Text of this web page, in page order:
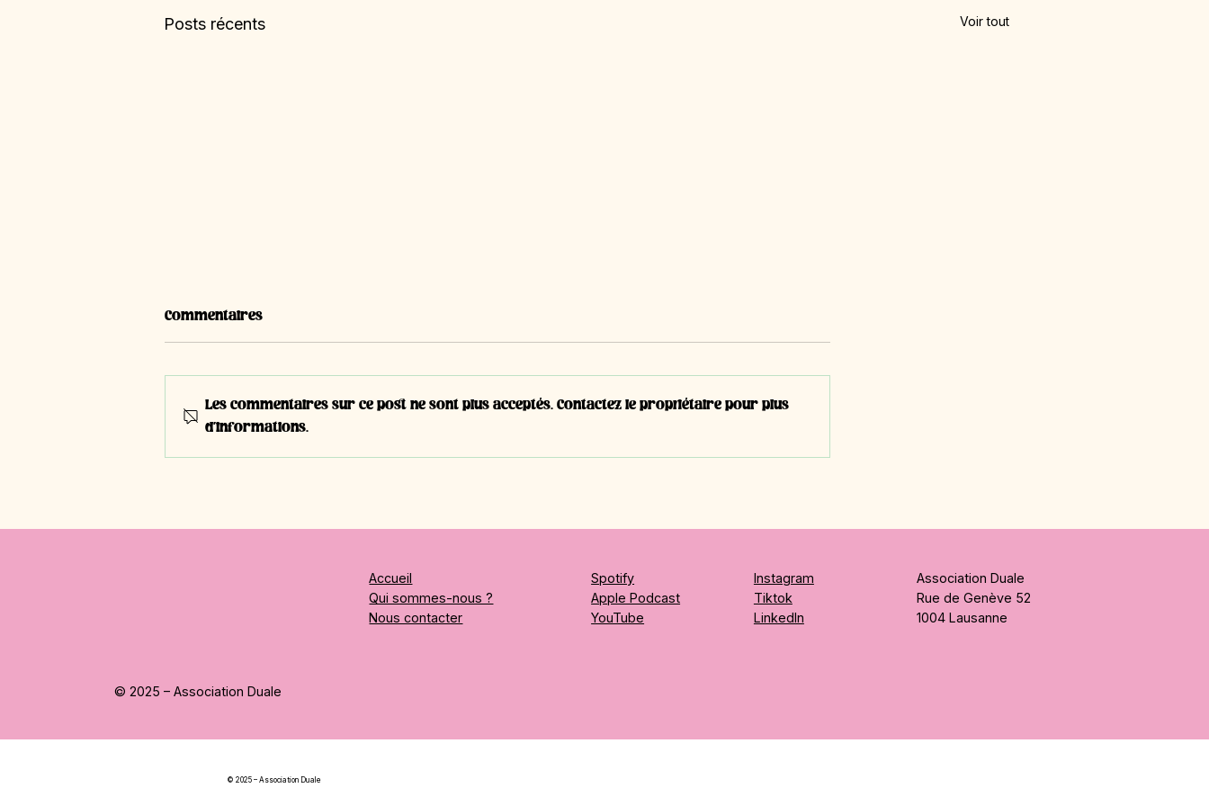
Posts récents Voir tout
Commentaires
Les commentaires sur ce post ne sont plus acceptés. Contactez le propriétaire pour plus
d'informations.
Accueil
Qui sommes-nous ?
Nous contacter
Spotify
Apple Podcast
YouTube
Instagram
Tiktok
LinkedIn
Association Duale
Rue de Genève 52
1004 Lausanne
© 2025 – Association Duale
© 2025 – Association Duale